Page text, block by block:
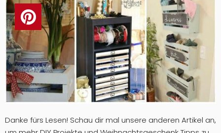
Danke fürs Lesen! Schau dir mal unsere anderen Artikel an,